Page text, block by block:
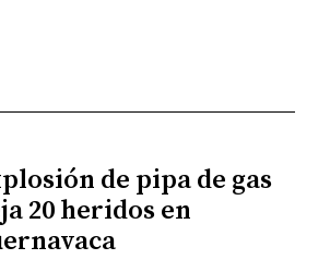
de pipa de gas
20 heridos en